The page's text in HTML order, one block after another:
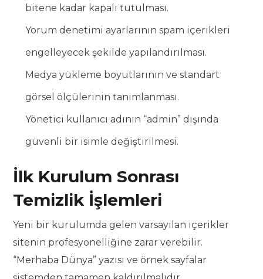
bitene kadar kapalı tutulması.
Yorum denetimi ayarlarının spam içerikleri
engelleyecek şekilde yapılandırılması.
Medya yükleme boyutlarının ve standart
görsel ölçülerinin tanımlanması.
Yönetici kullanıcı adının “admin” dışında
güvenli bir isimle değiştirilmesi.
İlk Kurulum Sonrası
Temizlik İşlemleri
Yeni bir kurulumda gelen varsayılan içerikler
sitenin profesyonelliğine zarar verebilir.
“Merhaba Dünya” yazısı ve örnek sayfalar